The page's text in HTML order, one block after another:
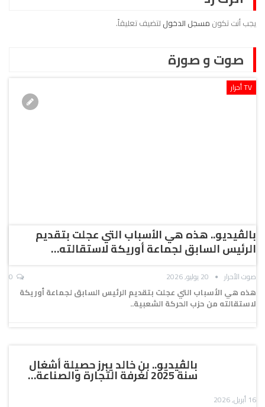
يجب أنت تكون مسجل الدخول لتضيف تعليقاً.
صوت و صورة
TV أحرار
بالڤيديو.. هذه هي الأسباب التي عجلت بتقديم
الرئيس السابق لجماعة أوريكة لاستقالته…
صوت الأحرار 20 يوليو, 2026
هذه هي الأسباب التي عجلت بتقديم الرئيس السابق لجماعة أوريكة
لاستقالته من حزب الحركة الشعبية..
بالڤيديو.. بن خالد يبرز حصيلة أشغال
سنة 2025 لغرفة التجارة والصناعة…
16 أبريل, 2026